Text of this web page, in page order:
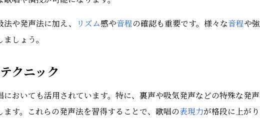
や発声法に加え、 リズム感や音程の確認も重要です。様々な音程や
しょう。
クニック
においても活用されています。特に、裏声や吸気発声などの特殊な発
ます。これらの発声法を習得することで、歌唱の表現力が格段に上が